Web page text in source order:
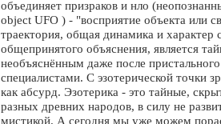
объединяет призраков и нло
object UFO ) - "восприятие объекта или
траектория, общая динамика и характер
общепринятого объяснения, является
необъяснённым даже после
специалистами. С эзотерической точки
как абсурд. Эзотерика - это тайные,
разных древних народов, в силу не
мистикой. А сегодня мы уже можем